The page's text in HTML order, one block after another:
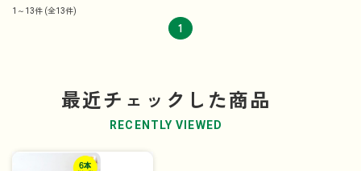
1～13件 (全13件)
1
最近チェックした商品
RECENTLY VIEWED